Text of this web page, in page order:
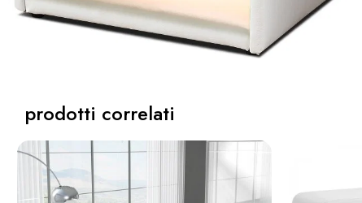
prodotti correlati